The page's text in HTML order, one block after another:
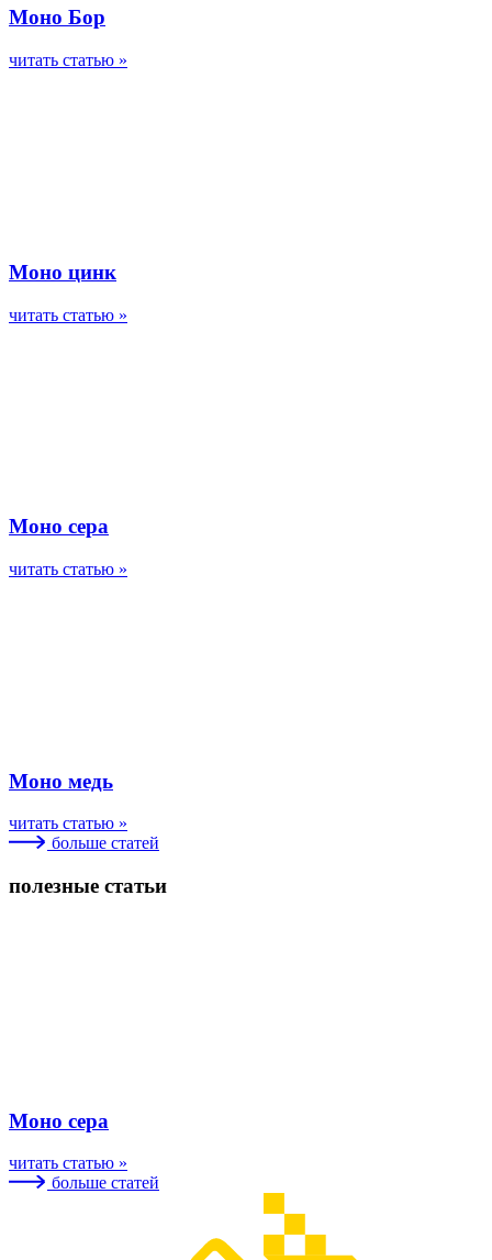
Моно Бор
читать статью »
Моно цинк
читать статью »
Моно сера
читать статью »
Моно медь
читать статью »
больше статей
полезные статьи
Моно сера
читать статью »
больше статей